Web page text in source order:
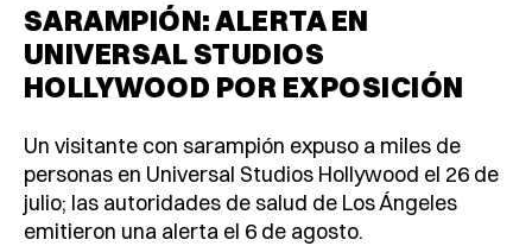
SARAMPIÓN: ALERTA EN
UNIVERSAL STUDIOS
HOLLYWOOD POR EXPOSICIÓN
Un visitante con sarampión expuso a miles de
personas en Universal Studios Hollywood el 26 de
julio; las autoridades de salud de Los Ángeles
emitieron una alerta el 6 de agosto.